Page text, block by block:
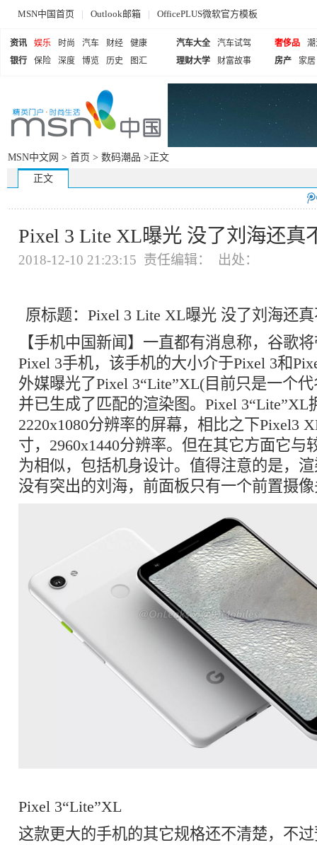
MSN中国首页 | Outlook邮箱 | OfficePLUS微软官方模板
资讯 娱乐 时尚 汽车 财经
健康
银行
保险 深度 博览 历史 图汇
汽车大全
汽车试驾
理财大学
财富故事
奢侈品
房产
家居
MSN中文网 > 首页 > 数码潮品 >正文
正文
Pixel 3 Lite XL曝光 没了刘海还真
2018-12-10 21:23:15 责任编辑： 出处：
原标题：Pixel 3 Lite XL曝光 没了刘海还
【手机中国新闻】一直都有消息称，谷歌
Pixel 3手机，该手机的大小介于Pixel 3和
外媒曝光了Pixel 3“Lite”XL(目前只是一个
并已生成了匹配的渲染图。Pixel 3“Lite”XL
2220x1080分辨率的屏幕，相比之下Pixel3
寸，2960x1440分辨率。但在其它方面它与
为相似，包括机身设计。值得注意的是，
没有突出的刘海，前面板只有一个前置摄
Pixel 3“Lite”XL
这款更大的手机的其它规格还不清楚，不